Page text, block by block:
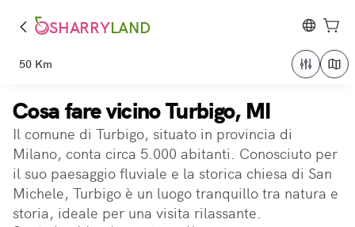
SHARRYLAND
50 Km
Cosa fare vicino Turbigo, MI
Il comune di Turbigo, situato in provincia di
Milano, conta circa 5.000 abitanti. Conosciuto per
il suo paesaggio fluviale e la storica chiesa di San
Michele, Turbigo è un luogo tranquillo tra natura e
storia, ideale per una visita rilassante.